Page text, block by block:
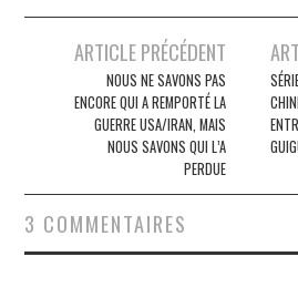
navigation
ARTICLE PRÉCÉDENT
NOUS NE SAVONS PAS
ENCORE QUI A REMPORTÉ LA
GUERRE USA/IRAN, MAIS
NOUS SAVONS QUI L’A
PERDUE
3 COMMENTAIRES